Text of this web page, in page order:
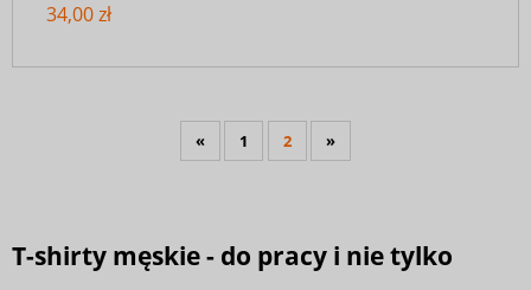
34,00 zł
« 1 2 »
T-shirty męskie - do pracy i nie tylko